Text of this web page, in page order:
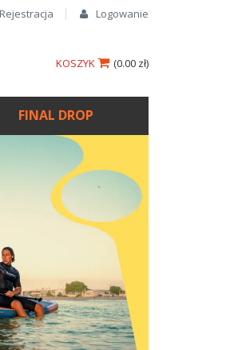
Rejestracja Logowanie
(0.00 zł)
KOSZYK
FINAL DROP